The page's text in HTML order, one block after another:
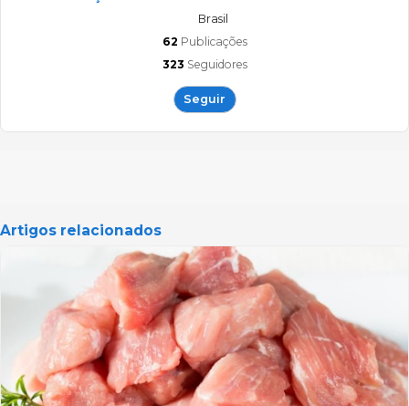
Brasil
62 Publicações
323 Seguidores
Seguir
Artigos relacionados